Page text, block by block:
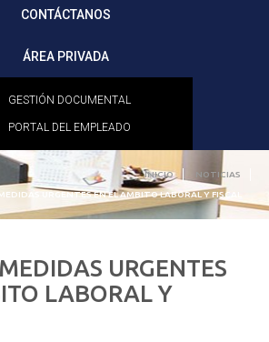
CONTÁCTANOS
ÁREA PRIVADA
GESTIÓN DOCUMENTAL
PORTAL DEL EMPLEADO
INICIO
NOTICIAS
URGENTES EN EL AMBITO LABORAL Y FISCAL
MEDIDAS URGENTES
LABORAL Y